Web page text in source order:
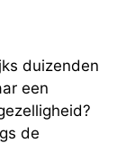
duizenden
een
de